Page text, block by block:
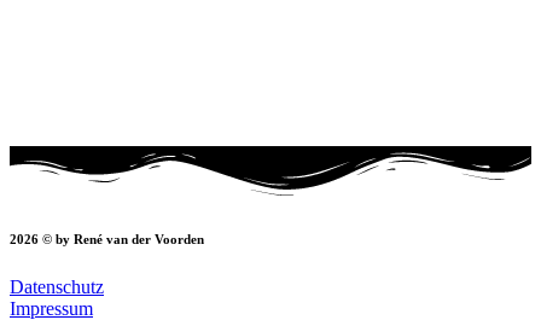
2026 © by René van der Voorden
Datenschutz
Impressum